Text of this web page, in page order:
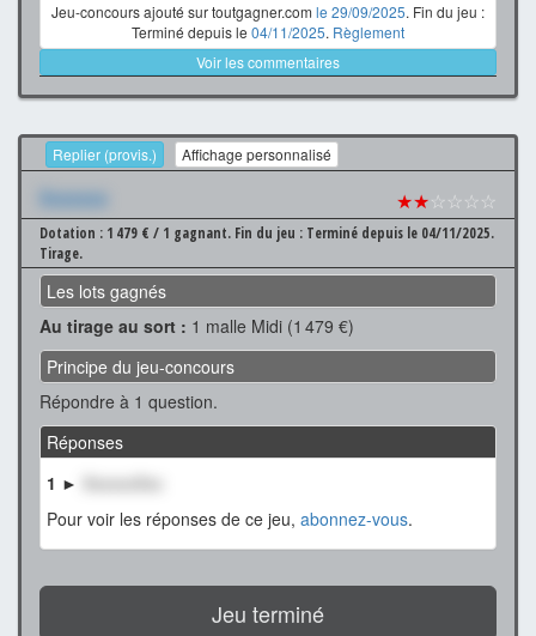
Jeu-concours ajouté sur toutgagner.com le 29/09/2025. Fin du jeu :
Terminé depuis le 04/11/2025. Règlement
Voir les commentaires
Replier (provis.) Affichage personnalisé
Xxxxxxx ★★☆☆☆☆
Dotation : 1 479 € / 1 gagnant. Fin du jeu : Terminé depuis le 04/11/2025.
Tirage.
Les lots gagnés
Au tirage au sort : 1 malle Midi (1 479 €)
Principe du jeu-concours
Répondre à 1 question.
Réponses
1 ►
XxxxxxXxx
Pour voir les réponses de ce jeu, abonnez-vous.
Jeu terminé